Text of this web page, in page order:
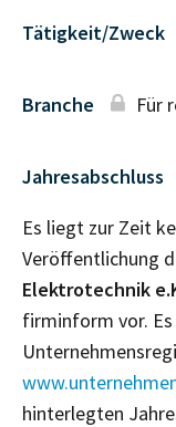
Tätigkeit/Zweck
Branche Für
Jahresabschluss
Es liegt zur Zeit
Veröffentlichung
Elektrotechnik
firminform vor.
hinterlegten